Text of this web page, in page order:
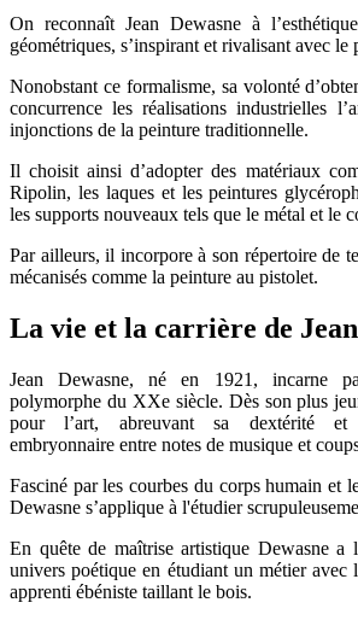
On reconnaît Jean Dewasne à
géométriques, s’inspirant et rivalisant avec le
Nonobstant ce formalisme, sa volonté
concurrence les réalisations industrielles
injonctions de la peinture traditionnelle.
Il choisit ainsi d’adopter des matériaux
Ripolin, les laques et les peintures
les supports nouveaux tels que le métal et le
Par ailleurs, il incorpore à son répertoire de
mécanisés comme la peinture au pistolet.
La vie et la carrière de
Jean Dewasne, né en 1921, incarne
polymorphe du XXe siècle. Dès son plus
pour l’art, abreuvant sa dextérité et
embryonnaire entre notes de musique et
Fasciné par les courbes du corps humain et
Dewasne s’applique à l'étudier
En quête de maîtrise artistique Dewasne a
univers poétique en étudiant un métier avec
apprenti ébéniste taillant le bois.